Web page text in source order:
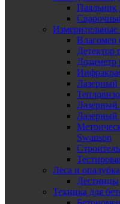
Паяльник
Влагомер
Детектор
Дозиметр
Лазерный
Лазерный
Лазерный
Swanson
Леса и опалубка
Лестницы
Техника для